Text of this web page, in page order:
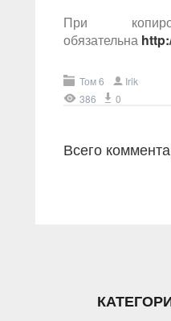
При
обязательна
Том 6
Irik
386
0
Всего